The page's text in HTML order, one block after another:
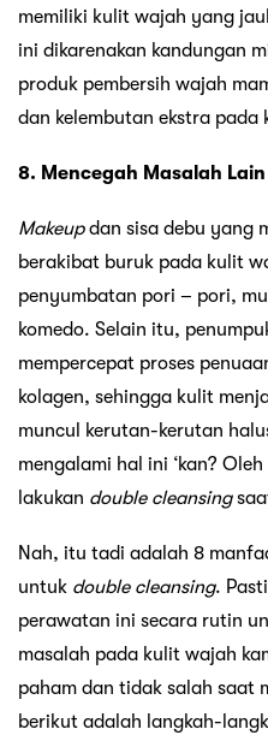
memiliki kulit wajah yang
ini dikarenakan kandungan
produk pembersih wajah
dan kelembutan ekstra pada
8. Mencegah Masalah
Makeupdan sisa debu yang
berakibat buruk pada kulit
penyumbatan pori – pori,
komedo. Selain itu,
mempercepat proses
kolagen, sehingga kulit
muncul kerutan-kerutan
mengalami hal ini ‘kan?
lakukan double cleansing
Nah, itu tadi adalah 8
untuk double cleansing.
perawatan ini secara rutin
masalah pada kulit wajah
paham dan tidak salah saat
berikut adalah langkah-